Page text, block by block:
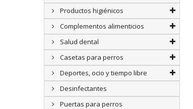
Productos higiénicos
Complementos alimenticios
Salud dental
Casetas para perros
Deportes, ocio y tiempo libre
Desinfectantes
Puertas para perros